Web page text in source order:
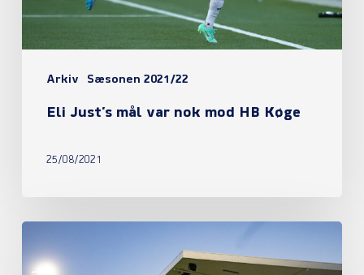
Arkiv Sæsonen 2021/22
Eli Just’s mål var nok mod HB Køge
25/08/2021
lukket